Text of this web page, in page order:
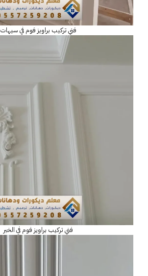
فني تركيب براويز فوم في سيهات
فني تركيب براويز فوم في الخبر